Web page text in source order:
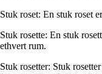
Stuk roset: En stuk roset
Stuk rosette: En stuk
ethvert rum.
Stuk rosetter: Stuk